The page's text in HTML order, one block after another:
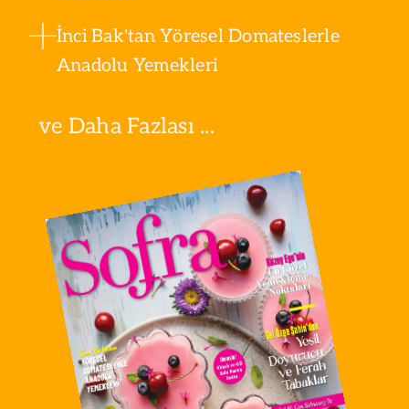
İnci Bak'tan Yöresel Domateslerle
Anadolu Yemekleri
ve Daha Fazlası ...